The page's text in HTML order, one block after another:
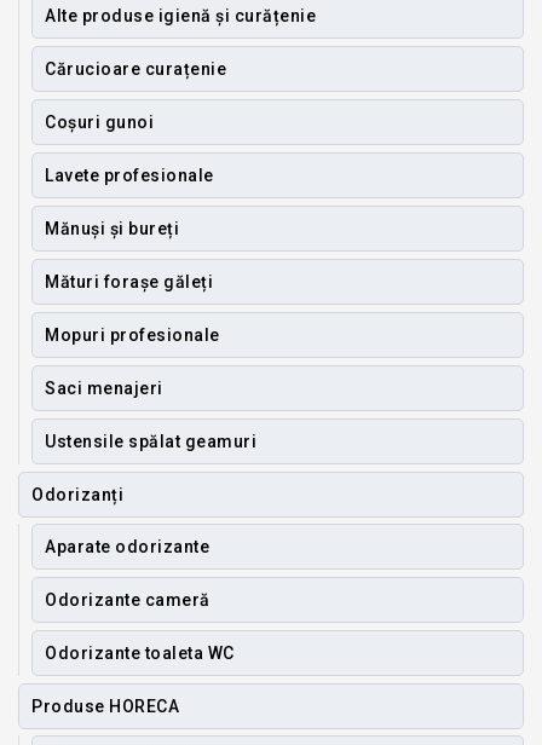
Alte produse igienă și curățenie
Cărucioare curațenie
Coșuri gunoi
Lavete profesionale
Mănuși și bureți
Mături forașe găleți
Mopuri profesionale
Saci menajeri
Ustensile spălat geamuri
Odorizanți
Aparate odorizante
Odorizante cameră
Odorizante toaleta WC
Produse HORECA